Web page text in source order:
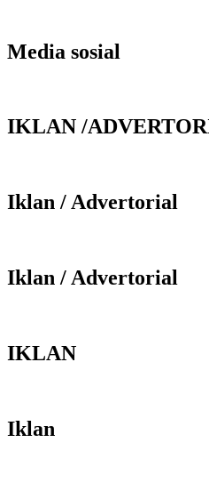
Media sosial
IKLAN /
Iklan / Advertorial
Iklan / Advertorial
IKLAN
Iklan